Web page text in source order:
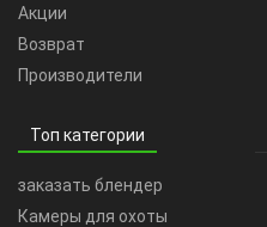
Акции
Возврат
Производители
Топ категории
заказать блендер
Камеры для охоты